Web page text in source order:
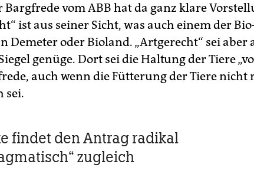
Bargfrede vom ABB hat da ganz klare
ist aus seiner Sicht, was auch einem der
Demeter oder Bioland. „Artgerecht“ sei aber
genüge. Dort sei die Haltung der Tiere
auch wenn die Fütterung der Tiere nicht
sei.
findet den Antrag radikal
zugleich